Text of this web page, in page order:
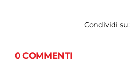
Condividi su:
0 COMMENTI